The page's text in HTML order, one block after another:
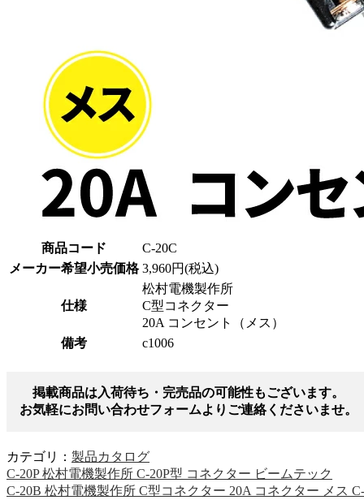
商品コード
C-20C
メーカー希望小売価格 3,960円(税込)
仕様
松村電機製作所
C型コネクター
20A コンセント（メス）
備考
c1006
掲載商品は入荷待ち・完売品の可能性もございます。
お気軽にお問い合わせフォームよりご連絡くださいませ。
カテゴリ： 製品カタログ
C-20P 松村電機製作所 C-20P型 コネクター ビームテック
C-20B 松村電機製作所 C型コネクター 20A コネクター メス C-